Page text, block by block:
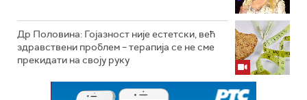
Др Половина: Гојазност није естетски, већ
здравствени проблем – терапија се не сме
прекидати на своју руку